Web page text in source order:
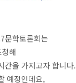
문학토론회는
해
간을 가지고자 합니다.
예정인데요,